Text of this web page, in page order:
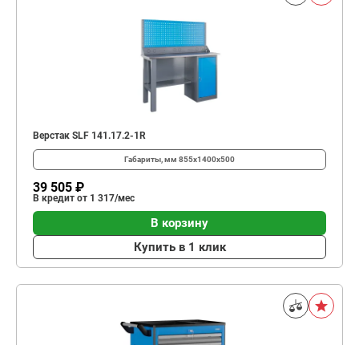
Верстак SLF 141.17.2-1R
Габариты, мм 855x1400x500
39 505 ₽
В кредит от 1 317/мес
В корзину
Купить в 1 клик